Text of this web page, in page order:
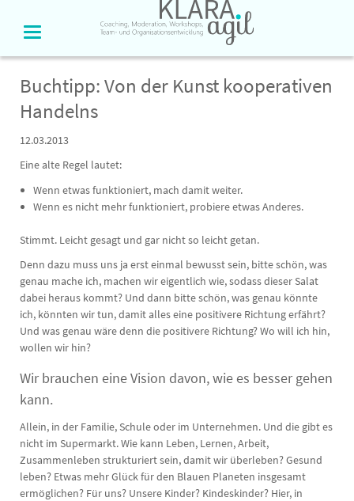
Buchtipp: Von der Kunst kooperativen
Handelns
12.03.2013
Eine alte Regel lautet:
Wenn etwas funktioniert, mach damit weiter.
Wenn es nicht mehr funktioniert, probiere etwas Anderes.
Stimmt. Leicht gesagt und gar nicht so leicht getan.
Denn dazu muss uns ja erst einmal bewusst sein, bitte schön, was
genau mache ich, machen wir eigentlich wie, sodass dieser Salat
dabei heraus kommt? Und dann bitte schön, was genau könnte
ich, könnten wir tun, damit alles eine positivere Richtung erfährt?
Und was genau wäre denn die positivere Richtung? Wo will ich hin,
wollen wir hin?
Wir brauchen eine Vision davon, wie es besser gehen
kann.
Allein, in der Familie, Schule oder im Unternehmen. Und die gibt es
nicht im Supermarkt. Wie kann Leben, Lernen, Arbeit,
Zusammenleben strukturiert sein, damit wir überleben? Gesund
leben? Etwas mehr Glück für den Blauen Planeten insgesamt
ermöglichen? Für uns? Unsere Kinder? Kindeskinder? Hier, in